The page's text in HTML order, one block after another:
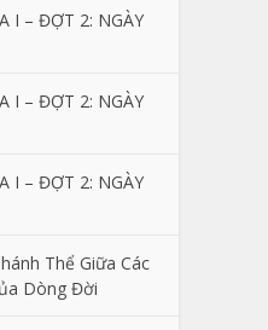
I – ĐỢT 2: NGÀY
I – ĐỢT 2: NGÀY
I – ĐỢT 2: NGÀY
Thể Giữa Các
Dòng Đời